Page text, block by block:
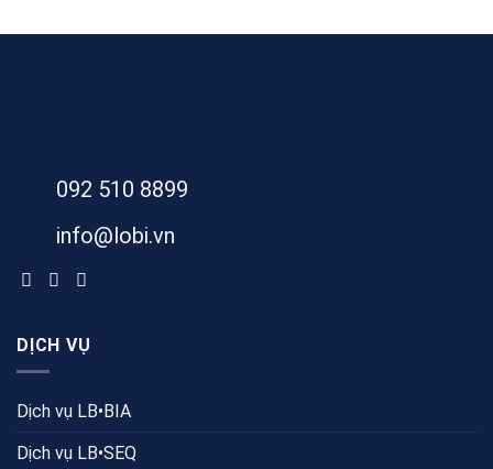
092 510 8899
info@lobi.vn
DỊCH VỤ
Dịch vụ LB•BIA
Dịch vụ LB•SEQ